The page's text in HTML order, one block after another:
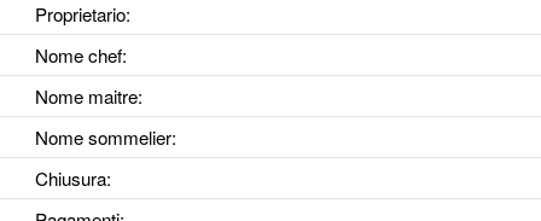
Proprietario:
Nome chef:
Nome maitre:
Nome sommelier:
Chiusura: